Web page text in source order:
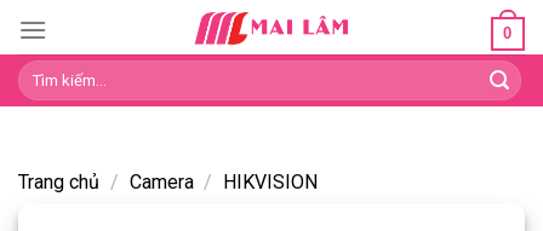
content
0
Tìm
kiếm:
Trang chủ / Camera / HIKVISION